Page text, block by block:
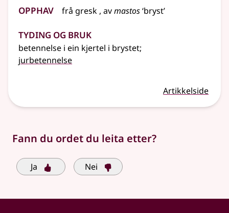
Opphav frå gresk , avmastos‘bryst’
Tyding og bruk
betennelse i ein kjertel i brystet;
jurbetennelse
Artikkelside
Fann du ordet du leita etter?
Ja Nei